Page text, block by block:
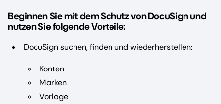
Beginnen Sie mit dem Schutz von DocuSign und
nutzen Sie folgende Vorteile:
DocuSign suchen, finden und wiederherstellen:
Konten
Marken
Vorlage